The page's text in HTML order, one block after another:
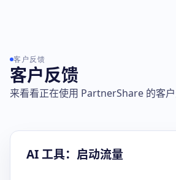
客户反馈
客户反馈
来看看正在使用 PartnerShare 的客户
AI 工具：启动流量